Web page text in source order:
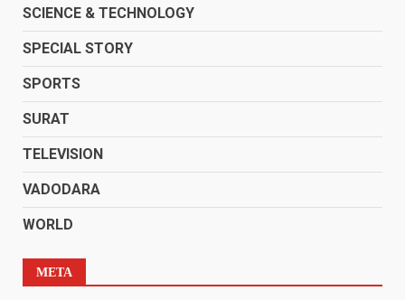
SCIENCE & TECHNOLOGY
SPECIAL STORY
SPORTS
SURAT
TELEVISION
VADODARA
WORLD
META